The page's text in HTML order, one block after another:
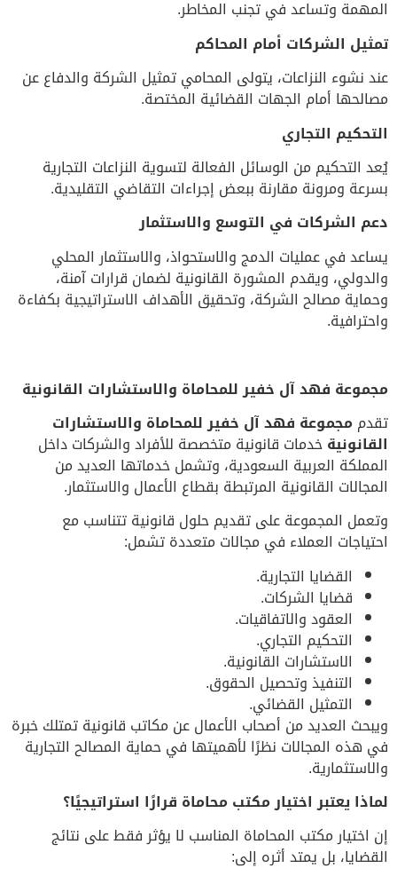
المهمة وتساعد في تجنب المخاطر.
تمثيل الشركات أمام المحاكم
عند نشوء النزاعات، يتولى المحامي تمثيل الشركة والدفاع عن
مصالحها أمام الجهات القضائية المختصة.
التحكيم التجاري
يُعد التحكيم من الوسائل الفعالة لتسوية النزاعات التجارية
بسرعة ومرونة مقارنة ببعض إجراءات التقاضي التقليدية.
دعم الشركات في التوسع والاستثمار
يساعد في عمليات الدمج والاستحواذ، والاستثمار المحلي
والدولي، ويقدم المشورة القانونية لضمان قرارات آمنة،
وحماية مصالح الشركة، وتحقيق الأهداف الاستراتيجية بكفاءة
واحترافية.
مجموعة فهد آل خفير للمحاماة والاستشارات القانونية
تقدم مجموعة فهد آل خفير للمحاماة والاستشارات
القانونيةخدمات قانونية متخصصة للأفراد والشركات داخل
المملكة العربية السعودية، وتشمل خدماتها العديد من
المجالات القانونية المرتبطة بقطاع الأعمال والاستثمار.
وتعمل المجموعة على تقديم حلول قانونية تتناسب مع
احتياجات العملاء في مجالات متعددة تشمل:
القضايا التجارية.
قضايا الشركات.
العقود والاتفاقيات.
التحكيم التجاري.
الاستشارات القانونية.
التنفيذ وتحصيل الحقوق.
التمثيل القضائي.
ويبحث العديد من أصحاب الأعمال عن مكاتب قانونية تمتلك خبرة
في هذه المجالات نظرًا لأهميتها في حماية المصالح التجارية
والاستثمارية.
لماذا يعتبر اختيار مكتب محاماة قرارًا استراتيجيًا؟
إن اختيار مكتب المحاماة المناسب لا يؤثر فقط على نتائج
القضايا، بل يمتد أثره إلى: